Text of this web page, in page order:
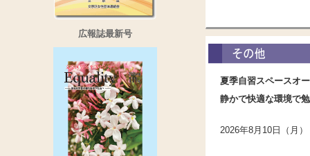
夏季自習スペースオ
静かで快適な環境で
2026年8月10日（月）
広報誌最新号